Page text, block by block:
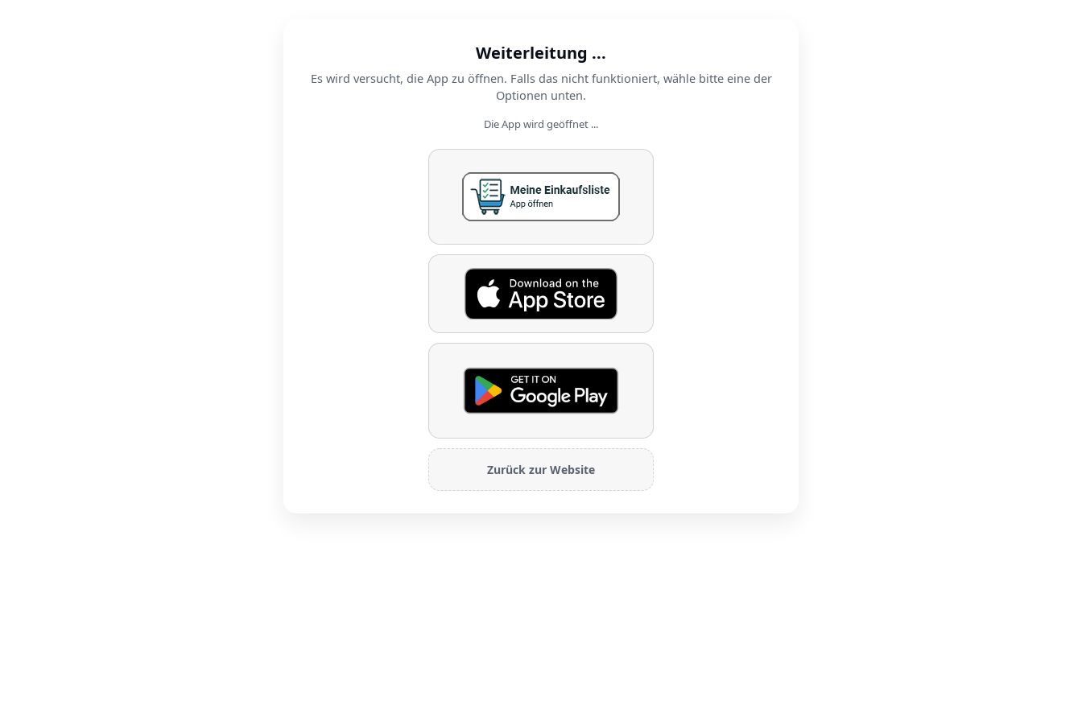
Weiterleitung ...
Es wird versucht, die App zu öffnen. Falls das nicht funktioniert, wähle bitte eine der
Optionen unten.
Die App wird geöffnet ...
Zurück zur Website